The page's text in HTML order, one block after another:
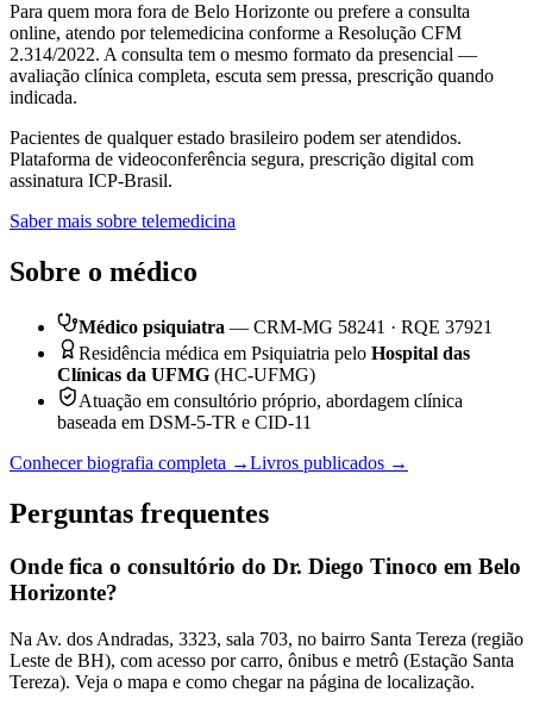
Para quem mora fora de Belo Horizonte ou prefere a consulta
online, atendo por telemedicina conforme a Resolução CFM
2.314/2022. A consulta tem o mesmo formato da presencial —
avaliação clínica completa, escuta sem pressa, prescrição quando
indicada.
Pacientes de qualquer estado brasileiro podem ser atendidos.
Plataforma de videoconferência segura, prescrição digital com
assinatura ICP-Brasil.
Saber mais sobre telemedicina
Sobre o médico
Médico psiquiatra — CRM-MG 58241 · RQE 37921
Residência médica em Psiquiatria pelo Hospital das
Clínicas da UFMG (HC-UFMG)
Atuação em consultório próprio, abordagem clínica
baseada em DSM-5-TR e CID-11
Conhecer biografia completa →Livros publicados →
Perguntas frequentes
Onde fica o consultório do Dr. Diego Tinoco em Belo
Horizonte?
Na Av. dos Andradas, 3323, sala 703, no bairro Santa Tereza (região
Leste de BH), com acesso por carro, ônibus e metrô (Estação Santa
Tereza). Veja o mapa e como chegar na página de localização.